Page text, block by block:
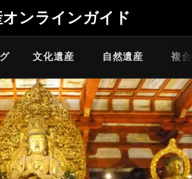
ンラインガイド
文化遺産 自然遺産 複